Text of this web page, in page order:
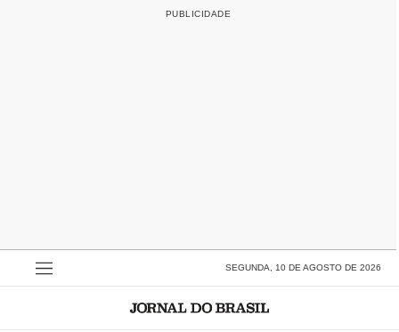
SEGUNDA, 10 DE AGOSTO DE 2026